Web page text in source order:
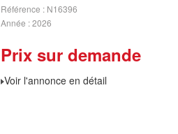
Référence
N16396
Année 2026
Prix sur demande
Voir l'annonce en détail